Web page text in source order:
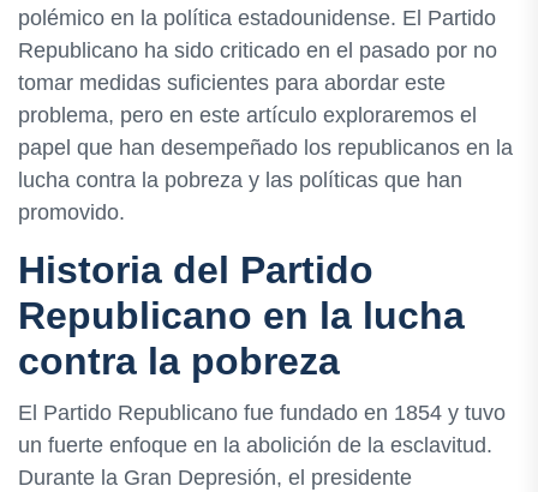
polémico en la política estadounidense. El Partido
Republicano ha sido criticado en el pasado por no
tomar medidas suficientes para abordar este
problema, pero en este artículo exploraremos el
papel que han desempeñado los republicanos en la
lucha contra la pobreza y las políticas que han
promovido.
Historia del Partido
Republicano en la lucha
contra la pobreza
El Partido Republicano fue fundado en 1854 y tuvo
un fuerte enfoque en la abolición de la esclavitud.
Durante la Gran Depresión, el presidente